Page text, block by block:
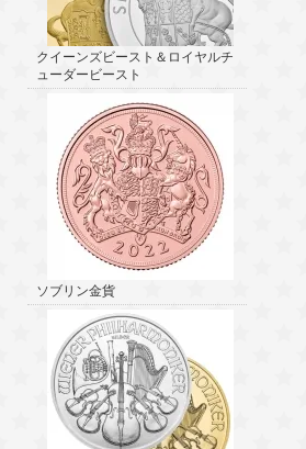
クイーンズビースト＆ロイヤルチ
ューダービースト
ソブリン金貨